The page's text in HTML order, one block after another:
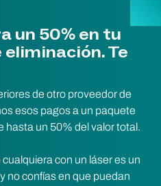
un 50% en tu
Te
de otro proveedor de
esos pagos a un paquete
un 50% del valor total.
con un láser es un
no confías en que puedan